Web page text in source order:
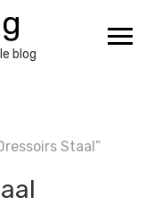
blog
Staal”